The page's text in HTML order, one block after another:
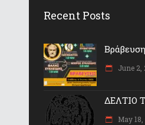
Recent Posts
June 2,
ΔΕΛΤΙΟ
May